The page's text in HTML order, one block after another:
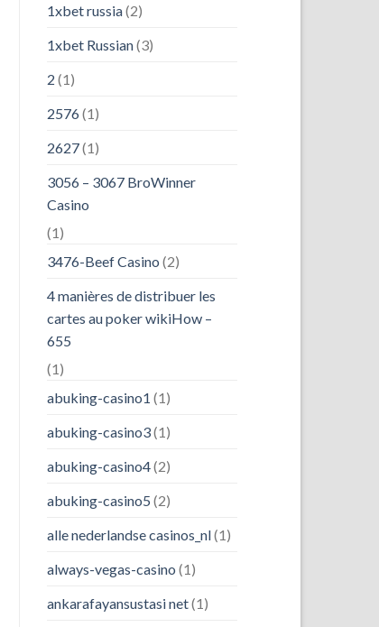
1xbet russia(2)
1xbet Russian(3)
2 (1)
2576(1)
2627(1)
3056 – 3067 BroWinner
Casino
(1)
3476-Beef Casino (2)
4 manières de distribuer les
cartes au poker wikiHow –
655
(1)
abuking-casino1 (1)
abuking-casino3(1)
abuking-casino4(2)
abuking-casino5 (2)
alle nederlandse casinos_nl(1)
always-vegas-casino (1)
ankarafayansustasi net(1)